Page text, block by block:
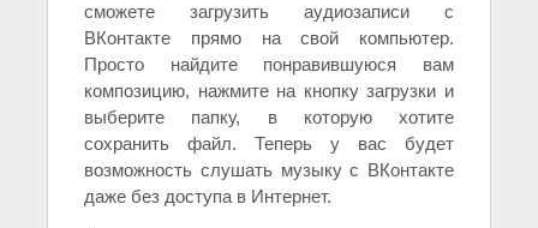
сможете загрузить аудиозаписи с
ВКонтакте прямо на свой компьютер.
Просто найдите понравившуюся вам
композицию, нажмите на кнопку загрузки и
выберите папку, в которую хотите
сохранить файл. Теперь у вас будет
возможность слушать музыку с ВКонтакте
даже без доступа в Интернет.